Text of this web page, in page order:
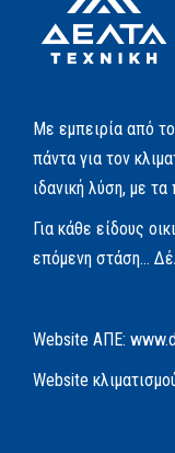
Με εμπειρία από
πάντα για τον
ιδανική λύση, με
Για κάθε είδους
επόμενη στάση…
Website AΠΕ:
Website